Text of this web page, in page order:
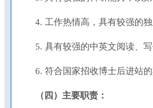
4. 工作热情高，具有较强的
5. 具有较强的中英文阅读、
6. 符合国家招收博士后进站的
（四）主要职责：